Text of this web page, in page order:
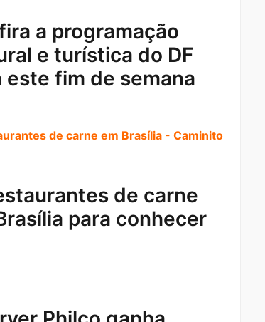
a programação
e turística do DF
este fim de semana
de carne
para conhecer